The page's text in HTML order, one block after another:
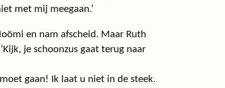
met mij meegaan.’
en nam afscheid. Maar Ruth
je schoonzus gaat terug naar
gaan! Ik laat u niet in de steek.